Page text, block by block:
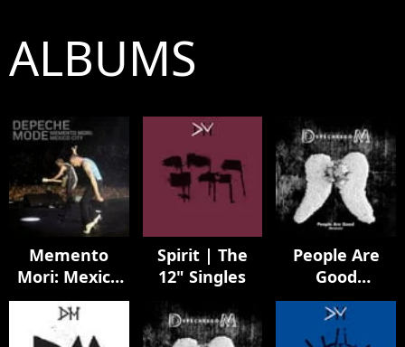
ALBUMS
Memento
Mori: Mexico
City
Spirit | The
12" Singles
People Are
Good
(Remixes)